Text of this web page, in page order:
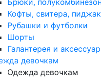
Кофты, свитера,
Рубашки и футболки
Шорты
Галантерея и
девочкам
Одежда девочкам